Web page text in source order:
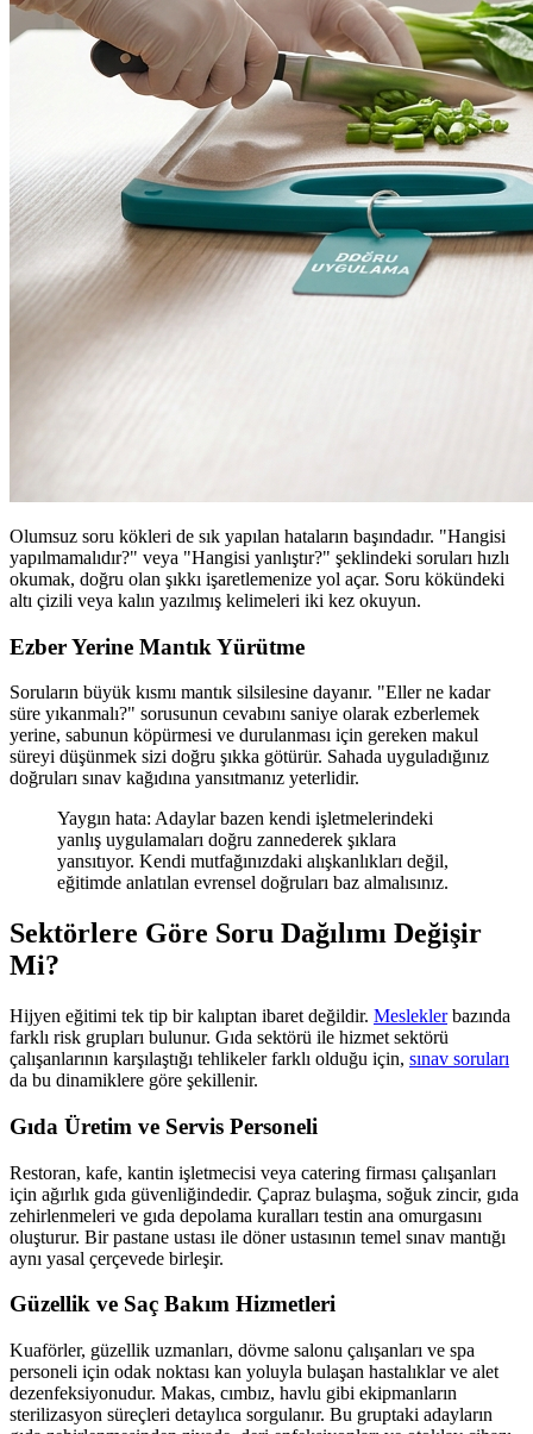
Olumsuz soru kökleri de sık yapılan hataların başındadır. "Hangisi
yapılmamalıdır?" veya "Hangisi yanlıştır?" şeklindeki soruları hızlı
okumak, doğru olan şıkkı işaretlemenize yol açar. Soru kökündeki
altı çizili veya kalın yazılmış kelimeleri iki kez okuyun.
Ezber Yerine Mantık Yürütme
Soruların büyük kısmı mantık silsilesine dayanır. "Eller ne kadar
süre yıkanmalı?" sorusunun cevabını saniye olarak ezberlemek
yerine, sabunun köpürmesi ve durulanması için gereken makul
süreyi düşünmek sizi doğru şıkka götürür. Sahada uyguladığınız
doğruları sınav kağıdına yansıtmanız yeterlidir.
Yaygın hata: Adaylar bazen kendi işletmelerindeki
yanlış uygulamaları doğru zannederek şıklara
yansıtıyor. Kendi mutfağınızdaki alışkanlıkları değil,
eğitimde anlatılan evrensel doğruları baz almalısınız.
Sektörlere Göre Soru Dağılımı Değişir
Mi?
Hijyen eğitimi tek tip bir kalıptan ibaret değildir. Mesleklerbazında
farklı risk grupları bulunur. Gıda sektörü ile hizmet sektörü
çalışanlarının karşılaştığı tehlikeler farklı olduğu için, sınav soruları
da bu dinamiklere göre şekillenir.
Gıda Üretim ve Servis Personeli
Restoran, kafe, kantin işletmecisi veya catering firması çalışanları
için ağırlık gıda güvenliğindedir. Çapraz bulaşma, soğuk zincir, gıda
zehirlenmeleri ve gıda depolama kuralları testin ana omurgasını
oluşturur. Bir pastane ustası ile döner ustasının temel sınav mantığı
aynı yasal çerçevede birleşir.
Güzellik ve Saç Bakım Hizmetleri
Kuaförler, güzellik uzmanları, dövme salonu çalışanları ve spa
personeli için odak noktası kan yoluyla bulaşan hastalıklar ve alet
dezenfeksiyonudur. Makas, cımbız, havlu gibi ekipmanların
sterilizasyon süreçleri detaylıca sorgulanır. Bu gruptaki adayların